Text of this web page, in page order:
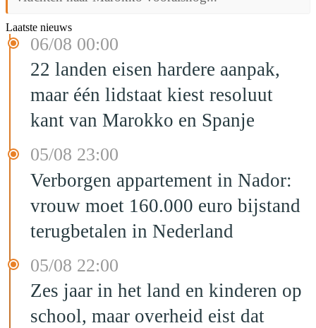
Laatste nieuws
06/08 00:00
22 landen eisen hardere aanpak,
maar één lidstaat kiest resoluut
kant van Marokko en Spanje
05/08 23:00
Verborgen appartement in Nador:
vrouw moet 160.000 euro bijstand
terugbetalen in Nederland
05/08 22:00
Zes jaar in het land en kinderen op
school, maar overheid eist dat